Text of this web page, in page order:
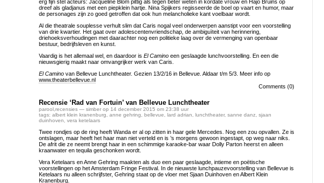
erg fijn stel acteurs: Jacqueline Blom pittig als tegen beter weten in kordate vrouw en Hajo Bruins op
dreef als gladjanus met een piepklein hartje. Nina Spijkers regisseerde de boel op vaart en humor, maar
de personages zijn zo goed getroffen dat ook hun melancholieke kant voelbaar wordt.
Al die theatrale souplesse verhult slim dat Caris nogal veel onderwerpen aanstipt voor een voorstelling
van drie kwartier. Het gaat over adolescentenvriendschap, de ambiguïteit van herinnering,
driehoeksverhoudingen met daarachter nog een politieke laag over de vermenging van openbaar
bestuur, bedrijfsleven en kunst.
Vaardig is het allemaal wel, en daardoor is El Camino een geslaagde lunchvoorstelling. En een die
nieuwsgierig maakt naar omvangrijker werk van Caris.
El Camino van Bellevue Lunchtheater. Gezien 13/2/16 in Bellevue. Aldaar t/m 5/3. Meer info op
www.theaterbellevue.nl
Comments (0)
Recensie ‘Rad van Fortuin’ van Bellevue Lunchtheater
parool recensies — simber op 14 december 2015 om 23:38 uur
tags: albert klein kranenburg anne gehring bellevue lard adrian lunchtheater, sanne danz sjaan
duinhoven
vera ketelaars
Twee rondjes op de ring heeft Wanda er al op zitten in haar gele Mercedes. Nog een zou opvallen. Ze is
ontslagen, maar heeft het haar man niet verteld en is ’s morgens gewoon ingestapt, op weg naar niks.
De afrit die ze neemt brengt haar in een schimmige karaoke-bar waar Dolly Parton heerst en alleen
kraanwater en tequila geschonken wordt.
Vera Ketelaars en Anne Gehring maakten als duo een paar geslaagde, intieme en poëtische
voorstellingen op het Amsterdam Fringe Festival. In de nieuwste lunchpauzevoorstelling van Bellevue is
Ketelaars nu alleen schrijfster, Gehring staat op de vloer met Sjaan Duinhoven en Albert Klein
Kranenburg.